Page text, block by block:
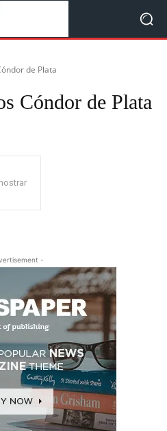
de Plata
Cóndor de Plata
-